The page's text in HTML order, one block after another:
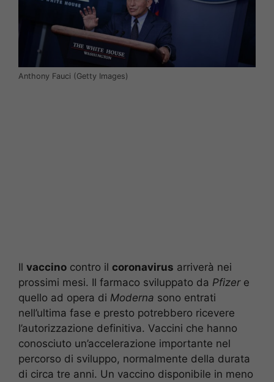
Anthony Fauci (Getty Images)
Il vaccino contro il coronavirus arriverà nei
prossimi mesi. Il farmaco sviluppato da Pfizere
quello ad opera di Moderna sono entrati
nell’ultima fase e presto potrebbero ricevere
l’autorizzazione definitiva. Vaccini che hanno
conosciuto un’accelerazione importante nel
percorso di sviluppo, normalmente della durata
di circa tre anni. Un vaccino disponibile in meno